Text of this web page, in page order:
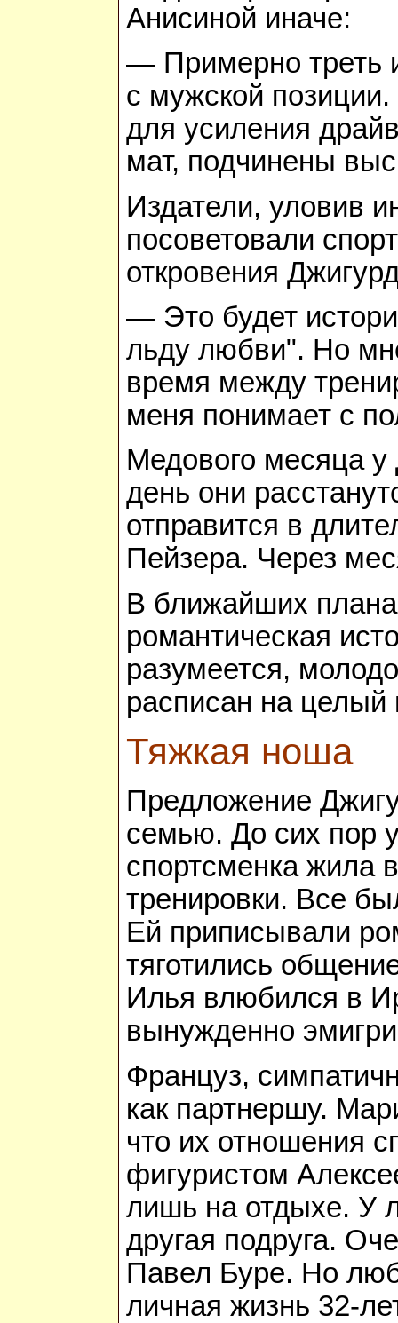
Анисиной иначе:
— Примерно треть
с мужской
для усиления
мат, подчинены
Издатели, уловив
посоветовали
откровения
— Это будет
льду любви". Но
время между
меня понимает с
Медового месяца
день они
отправится в
Пейзера. Через
В ближайших
романтическая
разумеется,
расписан на целый
Тяжкая ноша
Предложение
семью. До сих пор
спортсменка жила
тренировки. Все
Ей приписывали
тяготились
Илья влюбился в
вынужденно
Француз,
как партнершу.
что их отношения
фигуристом
лишь на отдыхе. У
другая подруга.
Павел Буре. Но
личная жизнь 32-